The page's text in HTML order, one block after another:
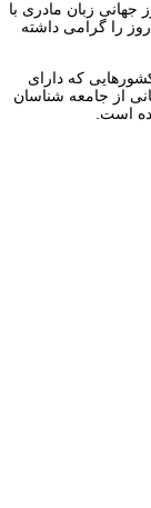
جهانی زبان مادری با
روز را گرامی داشته
که دارای
از جامعه شناسان
است.